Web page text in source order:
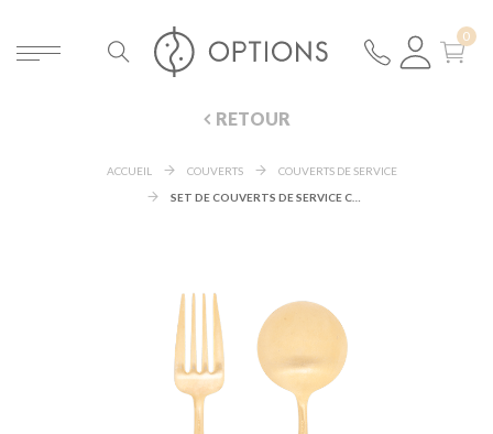
RETOUR
ACCUEIL COUVERTS
COUVERTS DE SERVICE